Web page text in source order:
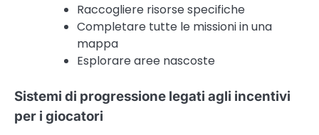
Raccogliere risorse specifiche
Completare tutte le missioni in una
mappa
Esplorare aree nascoste
Sistemi di progressione legati agli incentivi
per i giocatori